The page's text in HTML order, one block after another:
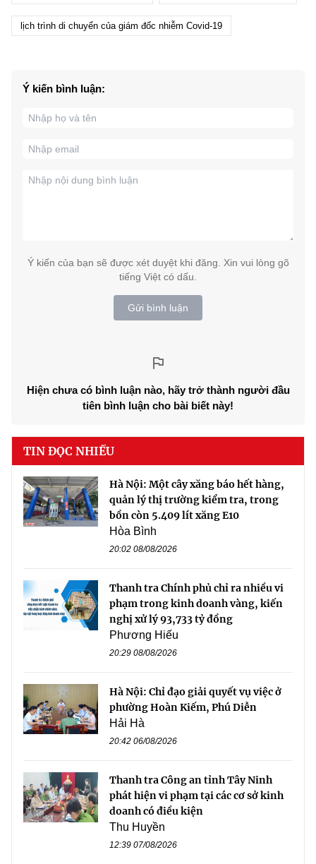
lịch trình di chuyển của giám đốc nhiễm Covid-19
Ý kiến bình luận:
Ý kiến của bạn sẽ được xét duyệt khi đăng. Xin vui lòng gõ
tiếng Việt có dấu.
Gửi bình luận
Hiện chưa có bình luận nào, hãy trở thành người đầu
tiên bình luận cho bài biết này!
TIN ĐỌC NHIỀU
Hà Nội: Một cây xăng báo hết hàng,
quản lý thị trường kiểm tra, trong
bồn còn 5.409 lít xăng E10
Hòa Bình
20:02 08/08/2026
Thanh tra Chính phủ chỉ ra nhiều vi
phạm trong kinh doanh vàng, kiến
nghị xử lý 93,733 tỷ đồng
Phương Hiếu
20:29 08/08/2026
Hà Nội: Chỉ đạo giải quyết vụ việc ở
phường Hoàn Kiếm, Phú Diễn
Hải Hà
20:42 06/08/2026
Thanh tra Công an tỉnh Tây Ninh
phát hiện vi phạm tại các cơ sở kinh
doanh có điều kiện
Thu Huyền
12:39 07/08/2026